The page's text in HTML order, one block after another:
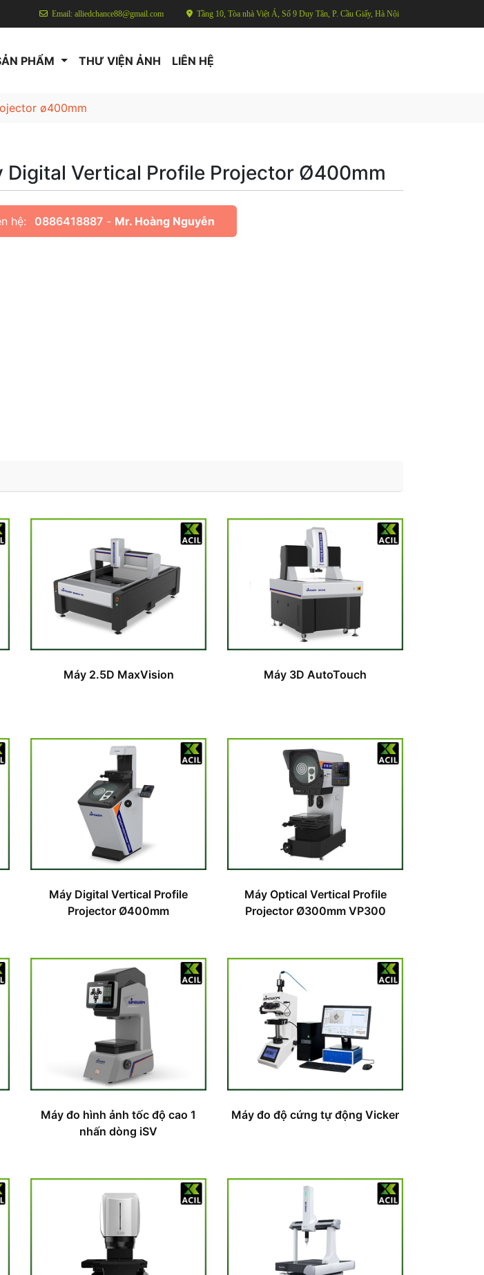
Email: alliedchance88@gmail.com Tầng 10, Tòa nhà Việt Á, Số 9 Duy Tân, P. Cầu Giấy, Hà Nội
PHẨM THƯ VIỆN ẢNH LIÊN HỆ
ø400mm
Digital Vertical Profile Projector Ø400mm
hệ: 0886418887 - Mr. Hoàng Nguyễn
Máy 2.5D MaxVision Máy 3D AutoTouch
Máy Digital Vertical Profile
Projector Ø400mm
Máy Optical Vertical Profile
Projector Ø300mm VP300
Máy đo hình ảnh tốc độ cao 1
nhấn dòng iSV
Máy đo độ cứng tự động Vicker